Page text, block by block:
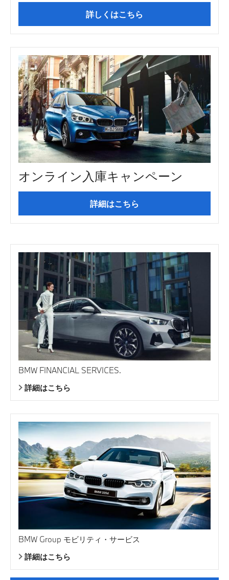
詳しくはこちら
オンライン入庫キャンペーン
詳細はこちら
BMW FINANCIAL SERVICES.
詳細はこちら
BMW Group モビリティ・サービス
詳細はこちら